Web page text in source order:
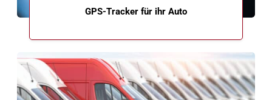
GPS-Tracker für ihr Auto